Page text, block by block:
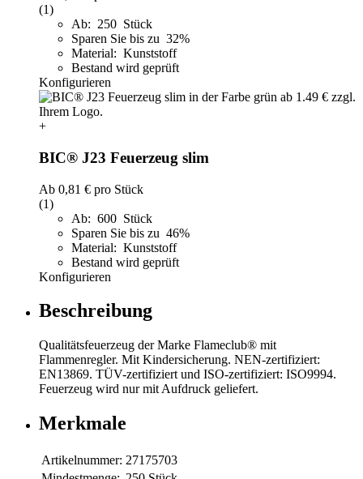
(1)
Ab: 250 Stück
Sparen Sie bis zu 32%
Material: Kunststoff
Bestand wird geprüft
Konfigurieren
+
BIC® J23 Feuerzeug slim
Ab 0,81 € pro Stück
(1)
Ab: 600 Stück
Sparen Sie bis zu 46%
Material: Kunststoff
Bestand wird geprüft
Konfigurieren
Beschreibung
Qualitätsfeuerzeug der Marke Flameclub® mit
Flammenregler. Mit Kindersicherung. NEN-zertifiziert:
EN13869. TÜV-zertifiziert und ISO-zertifiziert: ISO9994.
Feuerzeug wird nur mit Aufdruck geliefert.
Merkmale
Artikelnummer: 27175703